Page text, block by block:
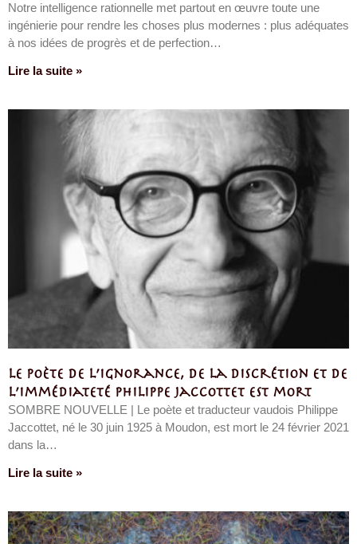
Notre intelligence rationnelle met partout en œuvre toute une
ingénierie pour rendre les choses plus modernes : plus adéquates
à nos idées de progrès et de perfection…
Lire la suite »
Le poète de l’ignorance, de la discrétion et de
l’immédiateté Philippe Jaccottet est mort
SOMBRE NOUVELLE | Le poète et traducteur vaudois Philippe
Jaccottet, né le 30 juin 1925 à Moudon, est mort le 24 février 2021
dans la…
Lire la suite »